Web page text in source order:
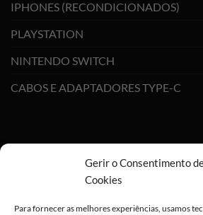
Gerir o Consentimento
Cookies
Para fornecer as melhores experiências, usamos
IPHONES (RECONDICIONADOS)
PLAYSTATION
NINTENDO SWITCH
CABOS E ADAPTADORES TYPE-C